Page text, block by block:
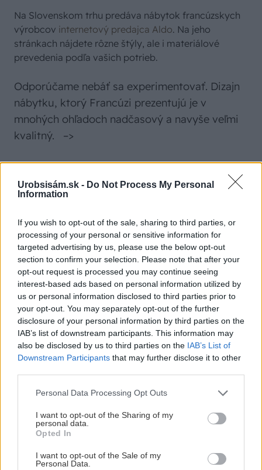
Urobsisám.sk - Do Not Process My Personal
Information
If you wish to opt-out of the sale, sharing to third parties, or
processing of your personal or sensitive information for
targeted advertising by us, please use the below opt-out
section to confirm your selection. Please note that after your
opt-out request is processed you may continue seeing
interest-based ads based on personal information utilized by
us or personal information disclosed to third parties prior to
your opt-out. You may separately opt-out of the further
disclosure of your personal information by third parties on the
IAB’s list of downstream participants. This information may
also be disclosed by us to third parties on the IAB’s List of
Downstream Participants that may further disclose it to other
Please note that this website/app uses one or more Google
not limited to your visit or usage behaviour. You may click to
grant or deny consent to Google and its third-party tags to
use your data for below specified purposes in below Google
consent section.
Personal Data Processing Opt Outs
I want to opt-out of the Sharing of my
personal data.
Opted In
I want to opt-out of the Sale of my
Personal Data.
Na Slovenskom trhu predáva nábytok francúzskych
výrobcov internetový predajca Aldo. Na jeho
stránkach nájdete rôzne štýly, ale i materiálové
prevedenia podľa vašich potrieb.
Odporúčame nebáť sa experimentovať. Dizajn
nábytku, ktorý Francúzi prezentujú je v
mnohých ohľadoch nadčasový a navyše veľmi
kvalitný. –>
SÚVISIACE
Výborný broskyňový džem bez otravných
šupiek? Tento trik skráti prácu na polovicu